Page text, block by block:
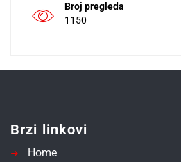
Broj pregleda
1150
Brzi linkovi
Home